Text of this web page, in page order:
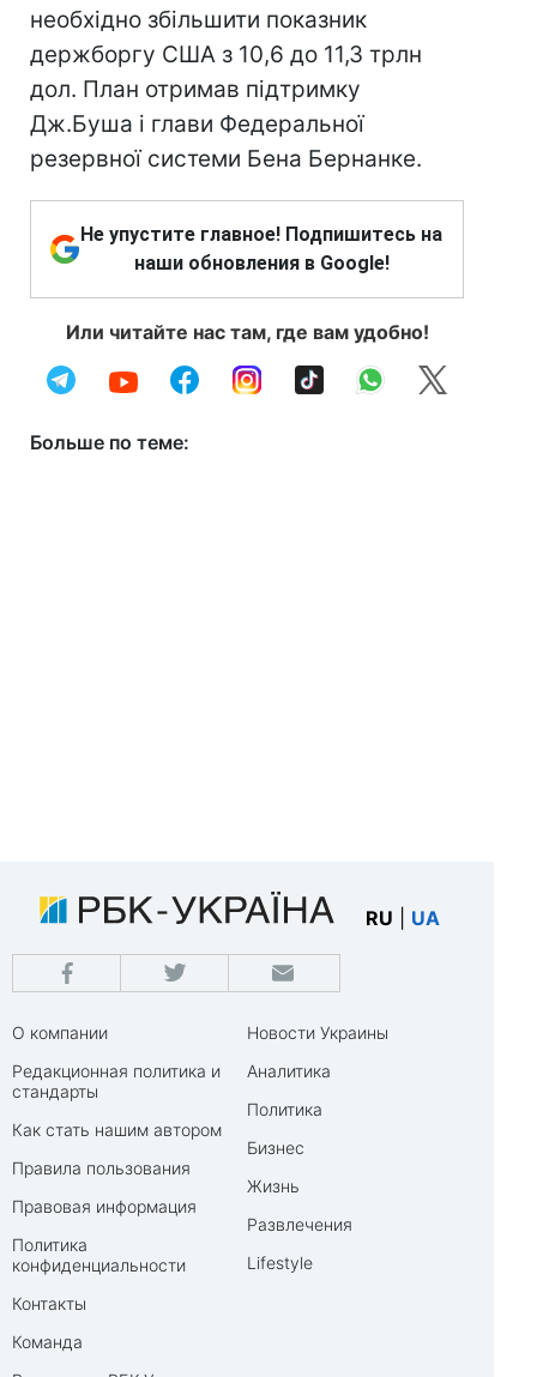
необхідно збільшити показник
держборгу США з 10,6 до 11,3 трлн
дол. План отримав підтримку
Дж.Буша і глави Федеральної
резервної системи Бена Бернанке.
Не упустите главное! Подпишитесь на
наши обновления в Google!
Или читайте нас там, где вам удобно!
Больше по теме:
RU UA
О компании
Редакционная политика и
стандарты
Как стать нашим автором
Правила пользования
Правовая информация
Политика
конфиденциальности
Контакты
Команда
Новости Украины
Аналитика
Политика
Бизнес
Жизнь
Развлечения
Lifestyle